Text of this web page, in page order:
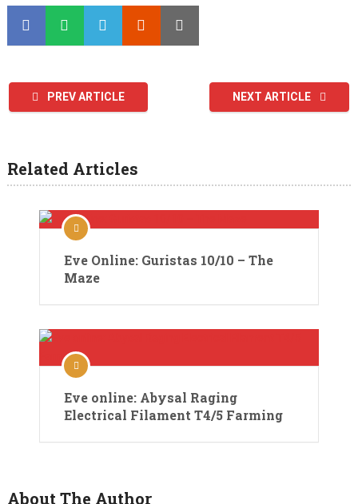
PREV ARTICLE NEXT ARTICLE
Related Articles
Eve Online: Guristas 10/10 – The
Maze
Eve online: Abysal Raging
Electrical Filament T4/5 Farming
About The Author